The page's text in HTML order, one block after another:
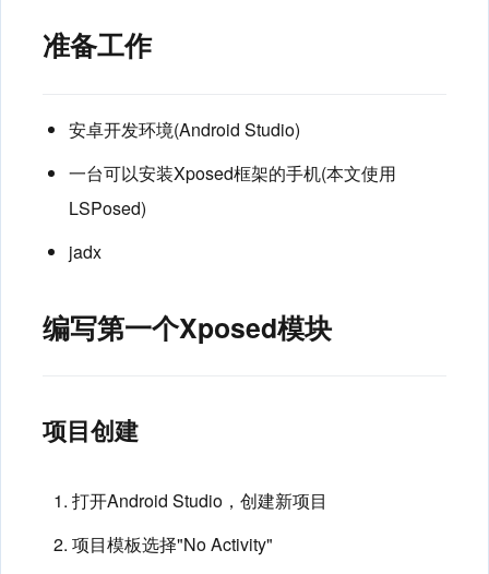
准备工作
安卓开发环境(Android Studio)
一台可以安装Xposed框架的手机(本文使用
LSPosed)
jadx
编写第一个Xposed模块
项目创建
打开Android Studio，创建新项目
项目模板选择"No Activity"